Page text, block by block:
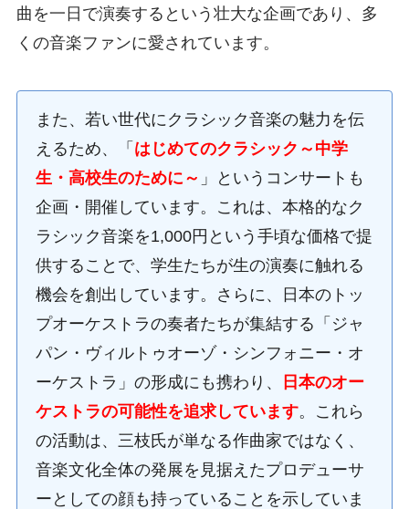
曲を一日で演奏するという壮大な企画であり、多
くの音楽ファンに愛されています。
また、若い世代にクラシック音楽の魅力を伝
えるため、「 はじめてのクラシック～中学
生・高校生のために～ 」というコンサートも
企画・開催しています。これは、本格的なク
ラシック音楽を1,000円という手頃な価格で提
供することで、学生たちが生の演奏に触れる
機会を創出しています。さらに、日本のトッ
プオーケストラの奏者たちが集結する「ジャ
パン・ヴィルトゥオーゾ・シンフォニー・オ
ーケストラ」の形成にも携わり、
日本のオー
ケストラの可能性を追求しています。これら
の活動は、三枝氏が単なる作曲家ではなく、
音楽文化全体の発展を見据えたプロデューサ
ーとしての顔も持っていることを示していま